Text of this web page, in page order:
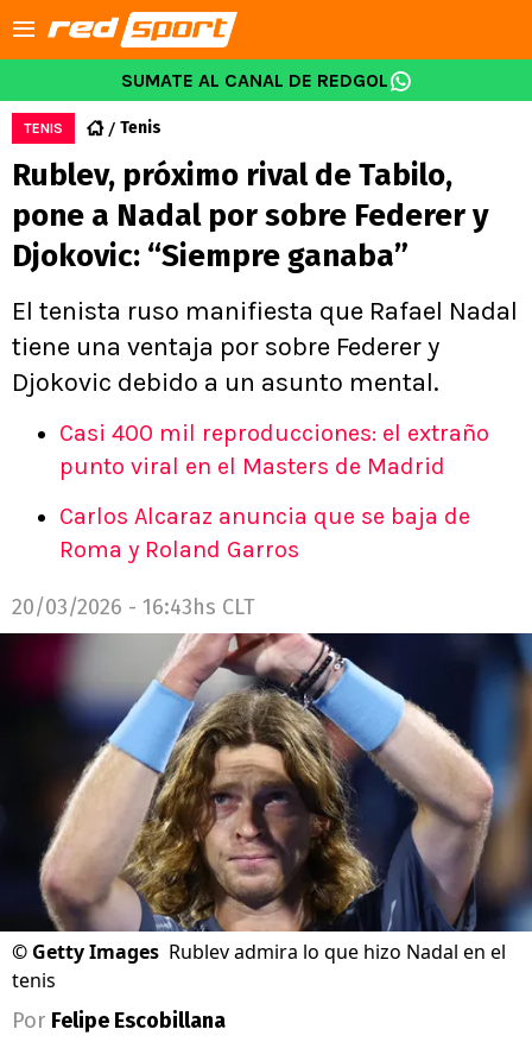
SUMATE AL CANAL DE REDGOL
TENIS Tenis
Rublev, próximo rival de Tabilo,
pone a Nadal por sobre Federer y
Djokovic: “Siempre ganaba”
El tenista ruso manifiesta que Rafael Nadal
tiene una ventaja por sobre Federer y
Djokovic debido a un asunto mental.
Casi 400 mil reproducciones: el extraño
punto viral en el Masters de Madrid
Carlos Alcaraz anuncia que se baja de
Roma y Roland Garros
20/03/2026 - 16:43hs CLT
© Getty Images Rublev admira lo que hizo Nadal en el
tenis
Por Felipe Escobillana